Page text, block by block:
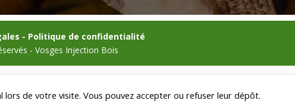
- Politique de confidentialité
- Vosges Injection Bois
de votre visite. Vous pouvez accepter ou refuser leur dépôt.